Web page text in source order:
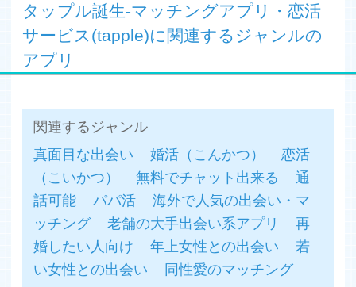
【そもそもマッチングアプリってなに？？】
いわゆる出会い系と言われている出会い系サイト・出会い
系アプリと比較されることがありますが全く異なります。
公的身分証明書による年齢確認や、24時間365日の監視体
供するアプリです。
かいい人が周りにいないと悩んでいる方、タップルでお相
手を探してみてはいかがでしょうか？
【メディア掲載事例】
・雑誌「anan」「Anecan」「CLASSY」「JJ」などに多
数掲載！
・TV「NHKニュースおはよう日本」等テレビで注目！
・タレントとのコラボ企画も多数！
タップル誕生-マッチングアプリ・恋活
サービス(tapple)に関連するジャンルの
アプリ
関連するジャンル
真面目な出会い
婚活（こんかつ）
恋活
（こいかつ）
無料でチャット出来る
通
話可能
パパ活
海外で人気の出会い・マ
ッチング
老舗の大手出会い系アプリ
再
婚したい人向け
年上女性との出会い
若
い女性との出会い
同性愛のマッチング